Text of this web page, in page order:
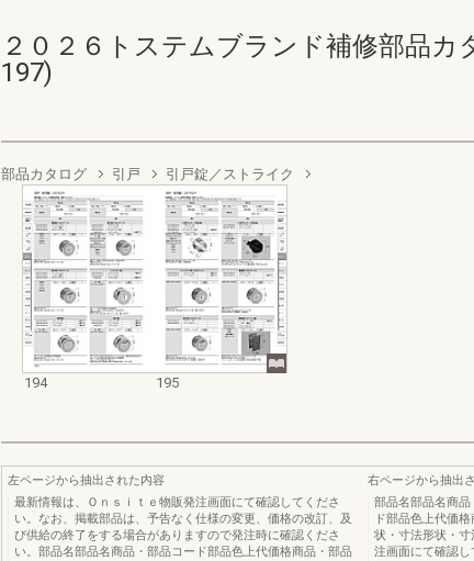
２０２６トステムブランド補修部品
197)
部品カタログ 引戸 引戸錠／ストライク
194 195
左ページから抽出された内容
最新情報は、Ｏｎｓｉｔｅ物販発注画面にて確認してくださ
い。なお、掲載部品は、予告なく仕様の変更、価格の改訂、及
び供給の終了をする場合がありますので発注時に確認くださ
い。部品名部品名商品・部品コード部品色上代価格商品・部品
右ページから抽出
部品名部品名商
ド部品色上代価
状・寸法形状・
注画面にて確認